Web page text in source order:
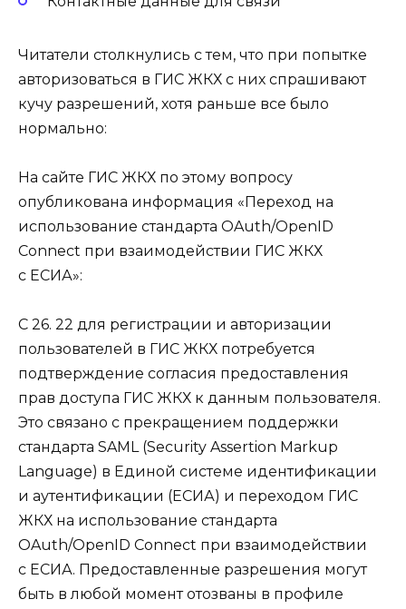
Читатели столкнулись с тем, что при попытке
авторизоваться в ГИС ЖКХ с них спрашивают
кучу разрешений, хотя раньше все было
нормально:
На сайте ГИС ЖКХ по этому вопросу
опубликована информация «Переход на
использование стандарта OAuth/OpenID
Connect при взаимодействии ГИС ЖКХ
с ЕСИА»:
С 26. 22 для регистрации и авторизации
пользователей в ГИС ЖКХ потребуется
подтверждение согласия предоставления
прав доступа ГИС ЖКХ к данным пользователя.
Это связано с прекращением поддержки
стандарта SAML (Security Assertion Markup
Language) в Единой системе идентификации
и аутентификации (ЕСИА) и переходом ГИС
ЖКХ на использование стандарта
OAuth/OpenID Connect при взаимодействии
с ЕСИА. Предоставленные разрешения могут
быть в любой момент отозваны в профиле